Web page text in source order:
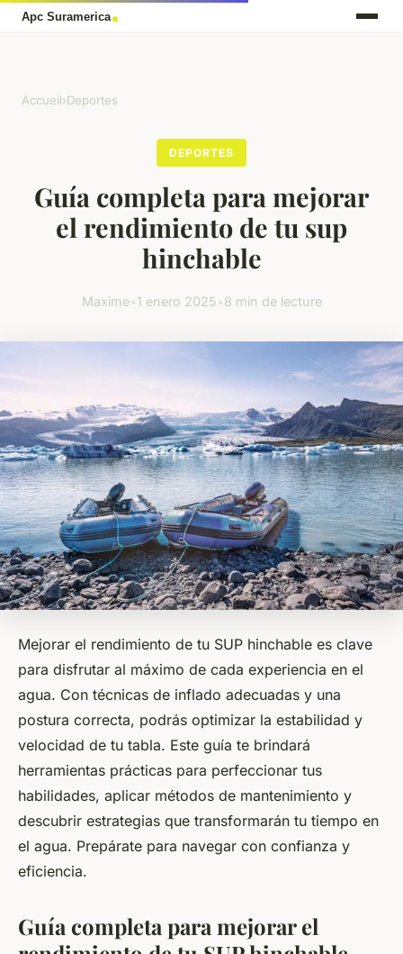
Accueil›Deportes
DEPORTES
Guía completa para mejorar
el rendimiento de tu sup
hinchable
Maxime•1 enero 2025•8 min de lecture
Mejorar el rendimiento de tu SUP hinchable es clave
para disfrutar al máximo de cada experiencia en el
agua. Con técnicas de inflado adecuadas y una
postura correcta, podrás optimizar la estabilidad y
velocidad de tu tabla. Este guía te brindará
herramientas prácticas para perfeccionar tus
habilidades, aplicar métodos de mantenimiento y
descubrir estrategias que transformarán tu tiempo en
el agua. Prepárate para navegar con confianza y
eficiencia.
Guía completa para mejorar el